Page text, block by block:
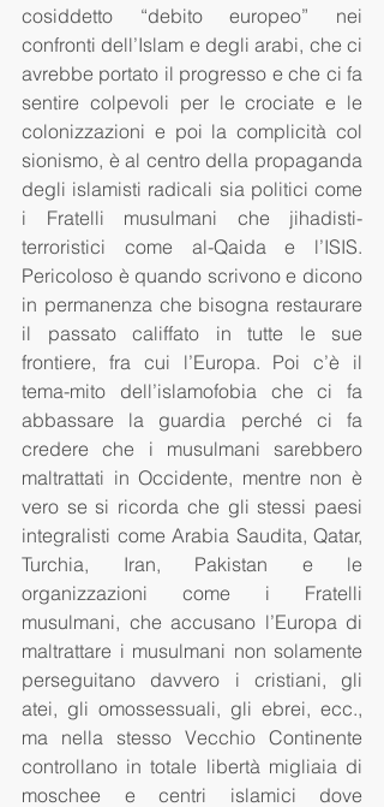
cosiddetto “debito europeo” nei
confronti dell’Islam e degli arabi, che ci
avrebbe portato il progresso e che ci fa
sentire colpevoli per le crociate e le
colonizzazioni e poi la complicità col
sionismo, è al centro della propaganda
degli islamisti radicali sia politici come
i Fratelli musulmani che jihadisti-
terroristici come al-Qaida e l’ISIS.
Pericoloso è quando scrivono e dicono
in permanenza che bisogna restaurare
il passato califfato in tutte le sue
frontiere, fra cui l’Europa. Poi c’è il
tema-mito dell’islamofobia che ci fa
abbassare la guardia perché ci fa
credere che i musulmani sarebbero
maltrattati in Occidente, mentre non è
vero se si ricorda che gli stessi paesi
integralisti come Arabia Saudita, Qatar,
Turchia, Iran, Pakistan e le
organizzazioni come i Fratelli
musulmani, che accusano l’Europa di
maltrattare i musulmani non solamente
perseguitano davvero i cristiani, gli
atei, gli omossessuali, gli ebrei, ecc.,
ma nella stesso Vecchio Continente
controllano in totale libertà migliaia di
moschee e centri islamici dove